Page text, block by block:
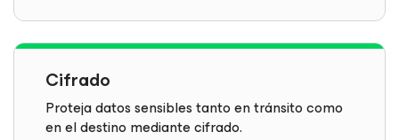
Cifrado
Proteja datos sensibles tanto en tránsito como
en el destino mediante cifrado.